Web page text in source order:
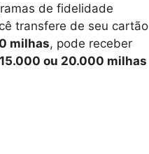
de fidelidade
transfere de seu cartão
milhas, pode receber
ou 20.000 milhas